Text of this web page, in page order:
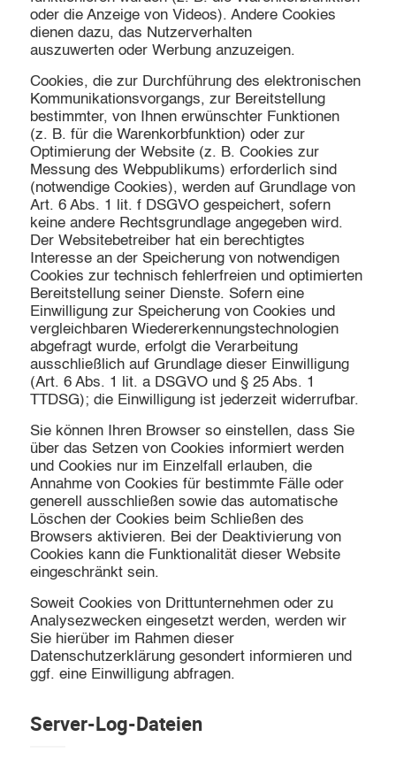
oder die Anzeige von Videos). Andere Cookies
dienen dazu, das Nutzerverhalten
auszuwerten oder Werbung anzuzeigen.
Cookies, die zur Durchführung des elektronischen
Kommunikationsvorgangs, zur Bereitstellung
bestimmter, von Ihnen erwünschter Funktionen
(z. B. für die Warenkorbfunktion) oder zur
Optimierung der Website (z. B. Cookies zur
Messung des Webpublikums) erforderlich sind
(notwendige Cookies), werden auf Grundlage von
Art. 6 Abs. 1 lit. f DSGVO gespeichert, sofern
keine andere Rechtsgrundlage angegeben wird.
Der Websitebetreiber hat ein berechtigtes
Interesse an der Speicherung von notwendigen
Cookies zur technisch fehlerfreien und optimierten
Bereitstellung seiner Dienste. Sofern eine
Einwilligung zur Speicherung von Cookies und
vergleichbaren Wiedererkennungstechnologien
abgefragt wurde, erfolgt die Verarbeitung
ausschließlich auf Grundlage dieser Einwilligung
(Art. 6 Abs. 1 lit. a DSGVO und § 25 Abs. 1
TTDSG); die Einwilligung ist jederzeit widerrufbar.
Sie können Ihren Browser so einstellen, dass Sie
über das Setzen von Cookies informiert werden
und Cookies nur im Einzelfall erlauben, die
Annahme von Cookies für bestimmte Fälle oder
generell ausschließen sowie das automatische
Löschen der Cookies beim Schließen des
Browsers aktivieren. Bei der Deaktivierung von
Cookies kann die Funktionalität dieser Website
eingeschränkt sein.
Soweit Cookies von Drittunternehmen oder zu
Analysezwecken eingesetzt werden, werden wir
Sie hierüber im Rahmen dieser
Datenschutzerklärung gesondert informieren und
ggf. eine Einwilligung abfragen.
Server-Log-Dateien